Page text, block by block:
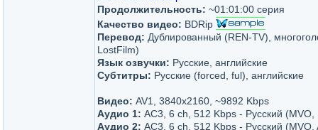
Продолжительность: ~01:01:00 серия
Качество видео: BDRip
Перевод: Дублированный (REN-TV),
LostFilm)
Язык озвучки: Русские, английские
Субтитры: Русские (forced, ful), английские
Видео: AV1, 3840x2160, ~9892 Kbps
Аудио 1: AC3, 6 ch, 512 Kbps - Русский (MVO,
Аудио 2: AC3, 6 ch, 512 Kbps - Русский (MVO,